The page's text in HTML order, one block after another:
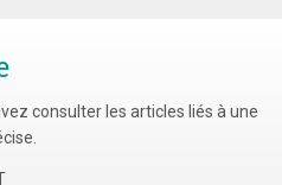
consulter les articles liés à une